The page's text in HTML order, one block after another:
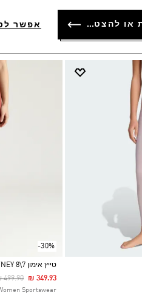
להתחברות או להצטרפות אפשר
-30%
Selected
טייץ אימון 7\8 ADIDAS BY STELLA MCCARTNEY
Reduced From
499.90To₪ 349.93
Sportswear